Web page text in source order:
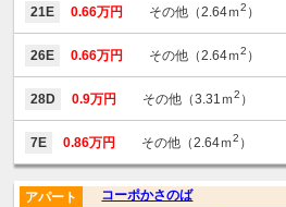
21E 0.66万円 その他（2.64ｍ2 ）
26E 0.66万円 その他（2.64ｍ2 ）
28D 0.9万円 その他（3.31ｍ2 ）
7E 0.86万円 その他（2.64ｍ2 ）
コーポかさのば
アパート